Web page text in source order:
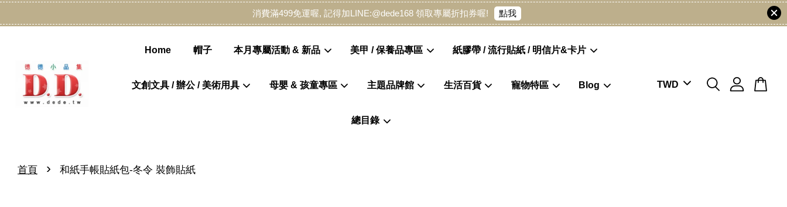
消費滿499免運喔, 記得加LINE:@dede168 領取專屬折扣券喔! 點我
Home 帽子 本月專屬活動 & 新品 美甲 / 保養品專區 紙膠帶 / 流行貼紙 / 明信片&卡片
文創文具 / 辦公 / 美術用具 母嬰 & 孩童專區 主題品牌館 生活百貨 寵物特區 Blog
總目錄
首頁 › 和紙手帳貼紙包-冬令 裝飾貼紙